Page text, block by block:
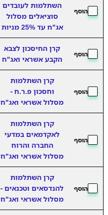
הוסף
השתלמות לעובדים
סוציאלים מסלול
אג"ח עד 25% מניות
הוסף
קרן החיסכון לצבא
הקבע אשראי ואג"ח
הוסף
קרן השתלמות
וחסכון פ.ר.ח -
מסלול אשראי ואג"ח
הוסף
קרן השתלמות
לאקדמאים במדעי
החברה והרוח
מסלול אשראי ואג"ח
הוסף
קרן השתלמות
להנדסאים וטכנאים -
מסלול אשראי ואג"ח